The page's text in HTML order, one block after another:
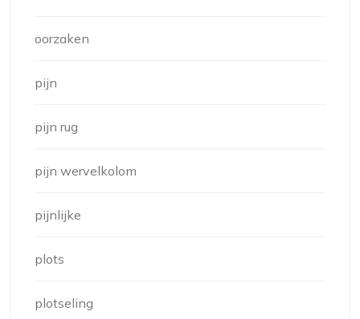
oorzaken
pijn
pijn rug
pijn wervelkolom
pijnlijke
plots
plotseling